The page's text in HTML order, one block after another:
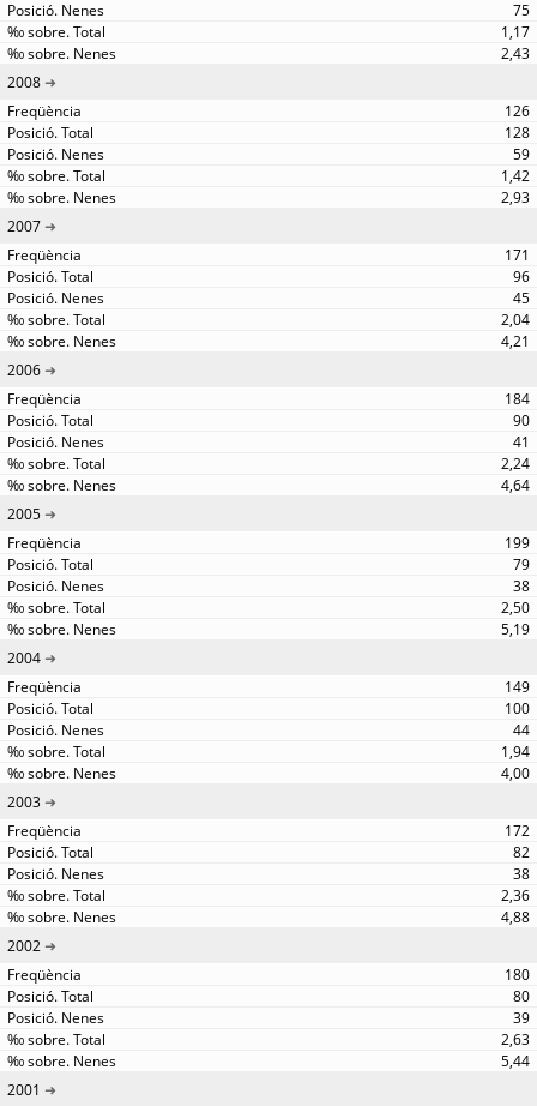
75
1,17
2,43
2008
126
128
59
1,42
2,93
2007
171
96
45
2,04
4,21
2006
184
90
41
2,24
4,64
2005
199
79
38
2,50
5,19
2004
149
100
44
1,94
4,00
2003
172
82
38
2,36
4,88
2002
180
80
39
2,63
5,44
2001